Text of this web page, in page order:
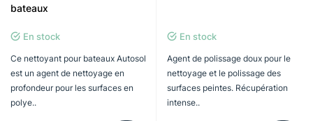
bateaux
En stock
Ce nettoyant pour bateaux Autosol
est un agent de nettoyage en
profondeur pour les surfaces en
polye..
En stock
Agent de polissage doux pour le
nettoyage et le polissage des
surfaces peintes. Récupération
intense..